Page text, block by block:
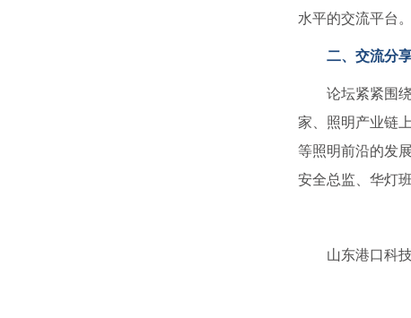
水平的交流平台。
二、交流分
论坛紧紧围绕
家、照明产业链
等照明前沿的发
安全总监、华灯
山东港口科技